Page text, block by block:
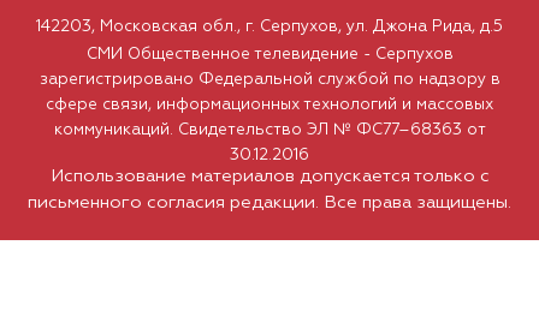
Использование материалов допускается только с
письменного согласия редакции. Все права защищены.
142203, Московская обл., г. Серпухов, ул. Джона Рида, д.5
СМИ Общественное телевидение - Серпухов
зарегистрировано Федеральной службой по надзору в
сфере связи, информационных технологий и массовых
коммуникаций. Свидетельство ЭЛ № ФС77–68363 от
30.12.2016